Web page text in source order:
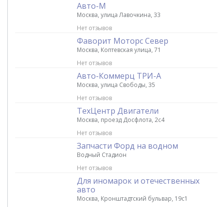
Авто-М
Москва, улица Лавочкина, 33
Нет отзывов
Фаворит Моторс Север
Москва, Коптевская улица, 71
Нет отзывов
Авто-Коммерц ТРИ-А
Москва, улица Свободы, 35
Нет отзывов
ТехЦентр Двигатели
Москва, проезд Досфлота, 2с4
Нет отзывов
Запчасти Форд на водном
Водный Стадион
Нет отзывов
Для иномарок и отечественных
авто
Москва, Кронштадтский бульвар, 19с1